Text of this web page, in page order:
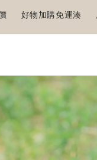
好物加購免運湊